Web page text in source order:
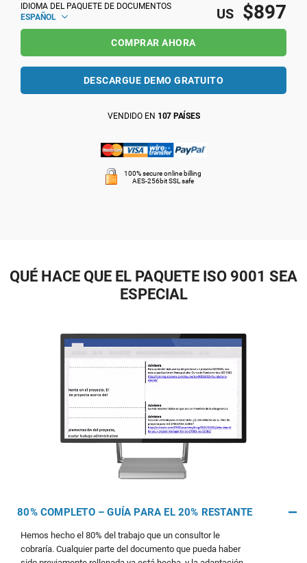
IDIOMA DEL PAQUETE DE DOCUMENTOS
ESPAÑOL
US $897
COMPRAR AHORA
DESCARGUE DEMO GRATUITO
VENDIDO EN 107 PAÍSES
100% secure online billing
AES-256bit SSL safe
QUÉ HACE QUE EL PAQUETE ISO 9001 SEA
ESPECIAL
80% COMPLETO – GUÍA PARA EL 20% RESTANTE
Hemos hecho el 80% del trabajo que un consultor le
cobraría. Cualquier parte del documento que pueda haber